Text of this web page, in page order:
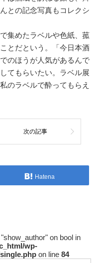
との記念写真もコレクシ
集めたラベルや色紙、菰
とだという。「今日本酒
のほうが人気があるんで
てもらいたい。ラベル展
のラベルで酔ってもらえ
次の記事
Hatena
on bool in
wp-
on line 84